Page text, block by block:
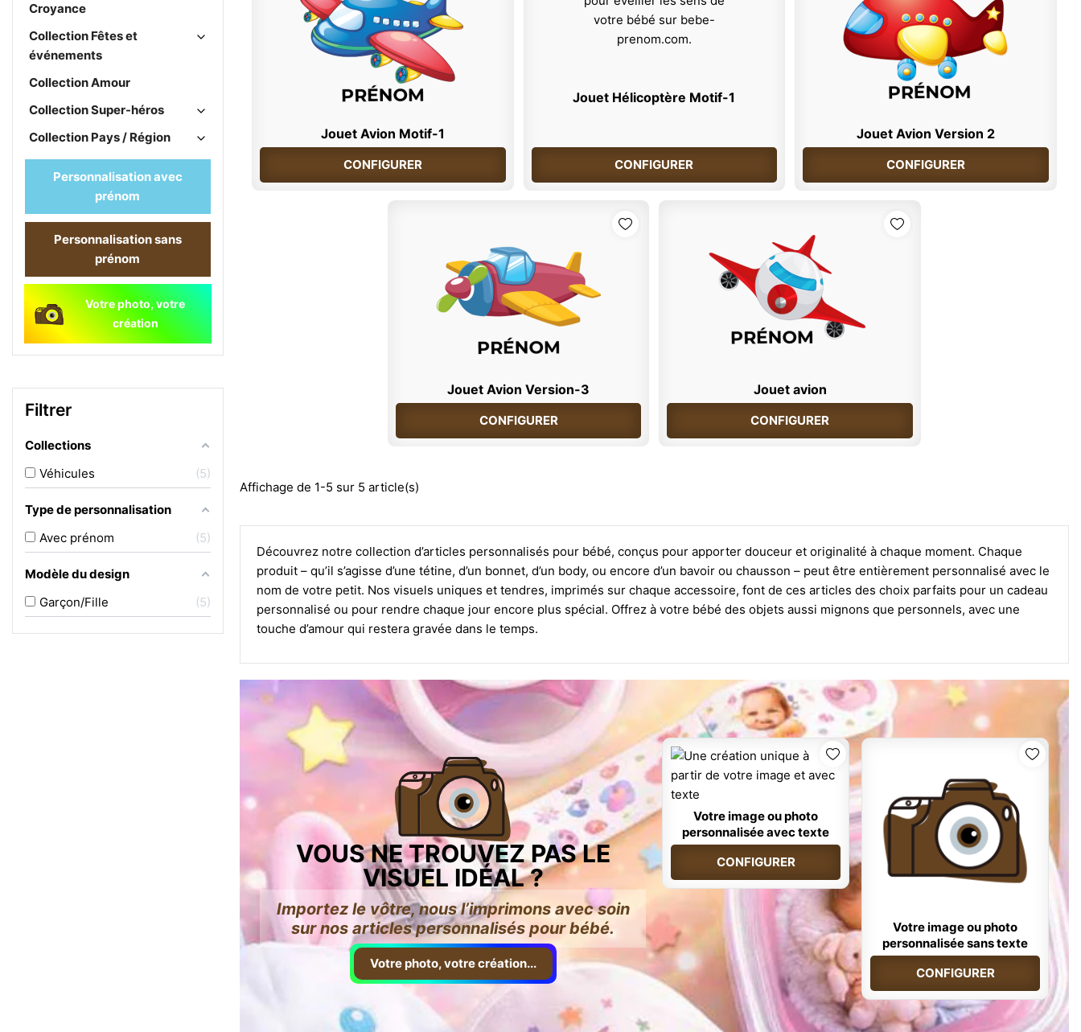
Croyance
Collection Fêtes et
événements
Collection Amour
Collection Super-héros
Collection Pays / Région
Personnalisation avec
prénom
Personnalisation sans
prénom
Votre photo, votre
création
Filtrer
Collections
Véhicules
5
Type de personnalisation
Avec prénom
5
Modèle du design
Garçon/Fille
5
Jouet Avion Motif-1
CONFIGURER
Jouet Hélicoptère Motif-1
CONFIGURER
Jouet Avion Version 2
CONFIGURER
Jouet Avion Version-3
CONFIGURER
Jouet avion
CONFIGURER
Affichage de 1-5 sur 5 article(s)
Découvrez notre collection d’articles personnalisés pour bébé, conçus pour apporter douceur et originalité à chaque moment. Chaque
produit – qu’il s’agisse d’une tétine, d’un bonnet, d’un body, ou encore d’un bavoir ou chausson – peut être entièrement personnalisé avec le
nom de votre petit. Nos visuels uniques et tendres, imprimés sur chaque accessoire, font de ces articles des choix parfaits pour un cadeau
personnalisé ou pour rendre chaque jour encore plus spécial. Offrez à votre bébé des objets aussi mignons que personnels, avec une
touche d’amour qui restera gravée dans le temps.
VOUS NE TROUVEZ PAS LE
VISUEL IDÉAL ?
Importez le vôtre, nous l’imprimons avec soin
sur nos articles personnalisés pour bébé.
Votre photo, votre création...
Votre image ou photo
personnalisée avec texte
CONFIGURER
Votre image ou photo
personnalisée sans texte
CONFIGURER